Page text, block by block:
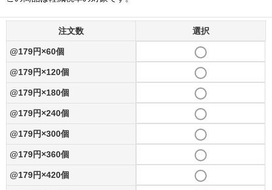
注文数 選択
@179円×60個
@179円×120個
@179円×180個
@179円×240個
@179円×300個
@179円×360個
@179円×420個